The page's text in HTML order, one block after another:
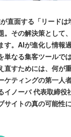
直面する「リードは
。その解決策として
す。AIが進化し情報
単なる集客ツールで
直すためには、何が
ケティングの第一人
イノーバ 代表取締役
サイトの真の可能性